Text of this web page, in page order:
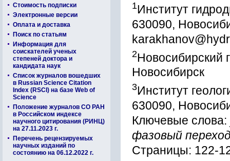
Стоимость подписки
Электронные версии
Оплата и доставка
Поиск по статьям
Информация для
соискателей ученых
степеней доктора и
кандидата наук
Список журналов вошедших
в Russian Science Citation
Index (RSCI) на базе Web of
Science
Положение журналов СО РАН
в Российском индексе
научного цитирования (РИНЦ)
на 27.11.2023 г.
Перечень рецензируемых
научных изданий по
состоянию на 06.12.2022 г.
1Институт
630090,
2Новосибирский
Новосибирск
3Институт
630090,
Ключевые слова:
фазовый
Страницы: 122-